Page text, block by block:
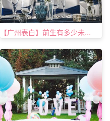
【广州表白】前生有多少未...